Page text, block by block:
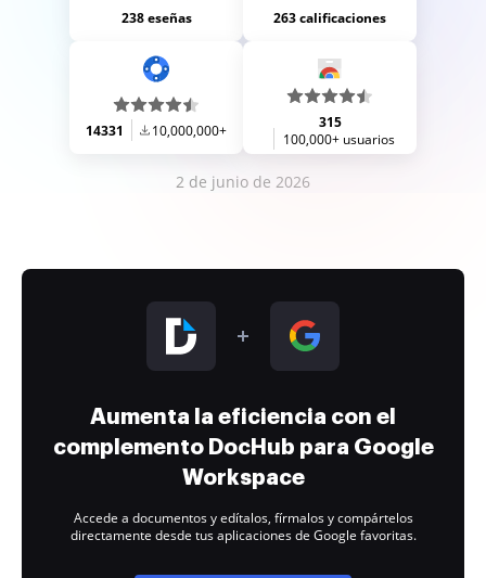
238 eseñas 263 calificaciones
14331 10,000,000+
315
100,000+ usuarios
2 de junio de 2026
Aumenta la eficiencia con el
complemento DocHub para Google
Workspace
Accede a documentos y edítalos, fírmalos y compártelos
directamente desde tus aplicaciones de Google favoritas.